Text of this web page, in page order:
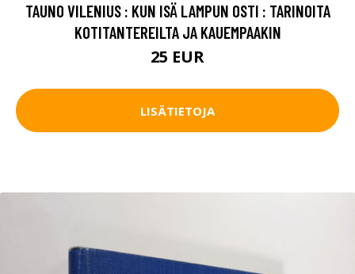
TAUNO VILENIUS : KUN ISÄ LAMPUN OSTI : TARINOITA
KOTITANTEREILTA JA KAUEMPAAKIN
25 EUR
LISÄTIETOJA